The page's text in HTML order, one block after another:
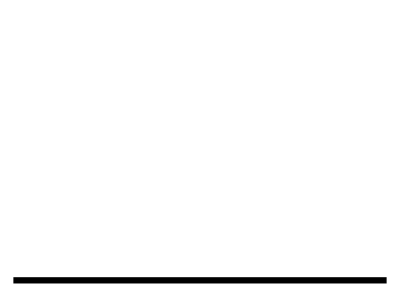
ออกแบบมาสำหรับเก็บคุชชันโดยเฉพาะ ภายในตลับจะมี